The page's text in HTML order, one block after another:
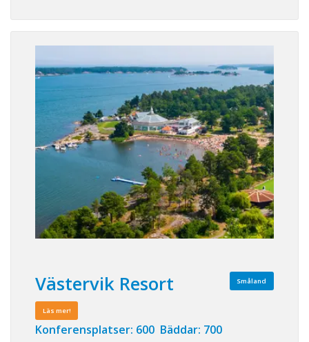
Småland
Västervik Resort
Läs mer!
Konferensplatser: 600 Bäddar: 700